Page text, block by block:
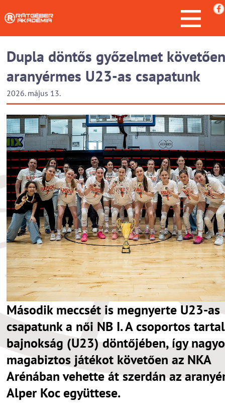
Dupla döntős győzelmet követően
aranyérmes U23-as csapatunk
2026. május 13.
Második meccsét is megnyerte U23-as
csapatunk a női NB I. A csoportos
bajnokság (U23) döntőjében, így
magabiztos játékot követően az NKA
Arénában vehette át szerdán az
Alper Koc együttese.